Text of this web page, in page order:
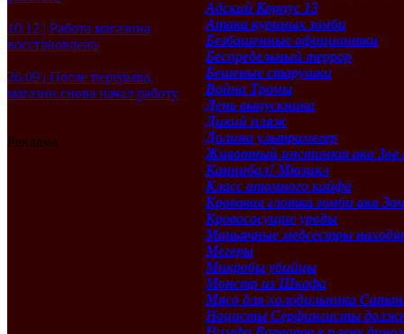
10.12 | Работа магазина
восстановлена
26.09 | После перерыва,
магазин снова начал работу
Реклама
Адский Корпус 13
Атака куриных зомби
Безбашенные официантки
Беспредельный террор
Бешеные старушки
Война Тромы
День выпускника
Дикий пляж
Долина ультрамегер
Животный инстинкт ака Зов
Каннибал! Мюзикл
Класс атомного кайфа
Кровавая глотка зомби ака
Кровососущие уроды
Маньячные медсестры
Мегеры
Микробы убийцы
Монстр из Шкафа
Мясо для холодильника
Нацисты Серфингисты